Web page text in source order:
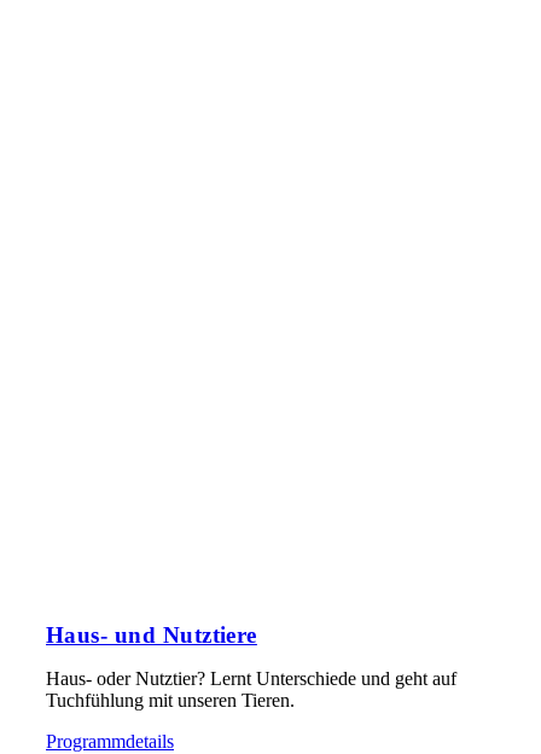
Haus- und Nutztiere
Haus- oder Nutztier? Lernt Unterschiede und geht auf
Tuchfühlung mit unseren Tieren.
Programmdetails